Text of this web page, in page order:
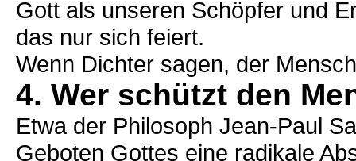
Gott als unseren Schöpfer und
das nur sich feiert.
Wenn Dichter sagen, der
4. Wer schützt den
Etwa der Philosoph Jean-Paul
Geboten Gottes eine radikale